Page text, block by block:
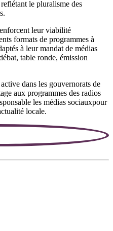
le pluralisme des
leur viabilité
formats de programmes à
à leur mandat de médias
table ronde, émission
dans les gouvernorats de
aux programmes des radios
les médias sociauxpour
locale.